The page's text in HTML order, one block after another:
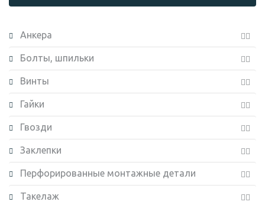
Анкера
Болты, шпильки
Винты
Гайки
Гвозди
Заклепки
Перфорированные монтажные детали
Такелаж